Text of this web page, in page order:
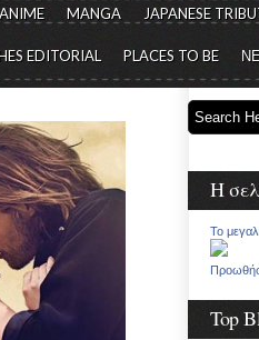
ANIME MANGA JAPANESE
EDITORIAL PLACES TO BE
Η
Το
Top